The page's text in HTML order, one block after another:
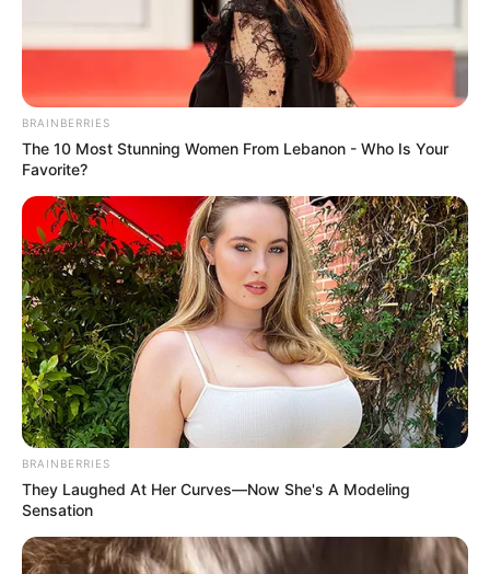
BRAINBERRIES
The 10 Most Stunning Women From Lebanon - Who Is Your
Favorite?
BRAINBERRIES
They Laughed At Her Curves—Now She's A Modeling
Sensation